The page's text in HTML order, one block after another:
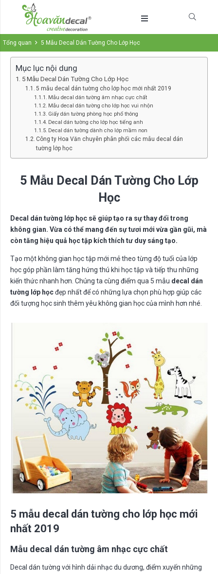
Tổng quan 5 Mẫu Decal Dán Tường Cho Lớp Học
Mục lục nội dung
5 Mẫu Decal Dán Tường Cho Lớp Học
5 mẫu decal dán tường cho lớp học mới nhất 2019
Mẫu decal dán tường âm nhạc cực chất
Mẫu decal dán tường cho lớp học vui nhộn
Giấy dán tường phòng học phổ thông
Decal dán tường cho lớp học tiếng anh
Decal dán tường dành cho lớp mầm non
Công ty Hoa Văn chuyên phân phối các mẫu decal dán
tường lớp học
5 Mẫu Decal Dán Tường Cho Lớp
Học
Decal dán tường lớp học sẽ giúp tạo ra sự thay đổi trong
không gian. Vừa có thể mang đến sự tươi mới vừa gần gũi, mà
còn tăng hiệu quả học tập kích thích tư duy sáng tạo.
Tạo một không gian học tập mới mẻ theo từng độ tuổi của lớp
học góp phần làm tăng hứng thú khi học tập và tiếp thu những
kiến thức nhanh hơn. Chúng ta cùng điểm qua 5 mẫu decal dán
tường lớp họcđẹp nhất để có những lựa chọn phù hợp giúp các
đối tượng học sinh thêm yêu không gian học của mình hơn nhé.
5 mẫu decal dán tường cho lớp học mới
nhất 2019
Mẫu decal dán tường âm nhạc cực chất
Decal dán tường với hình dải nhạc du dương, điểm xuyến những